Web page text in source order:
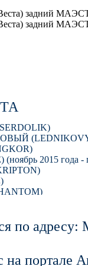
2015 года -
(Vesta Sport)
по адресу:
на портале